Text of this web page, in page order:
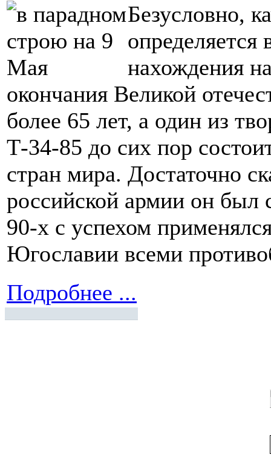
Безусловно,
определяется
нахождения
окончания Великой
более 65 лет, а один из
Т-34-85 до сих пор
стран мира. Достаточно
российской армии он был
90-х с успехом
Югославии всеми
Подробнее ...